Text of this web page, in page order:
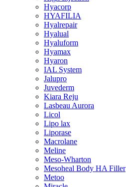
Hyacorp
HYAFILIA
Hyalrepair
Hyalual
Hyaluform
Hyamax
Hyaron
IAL System
Jalupro
Juvederm
Kiara Reju
Lasbeau Aurora
Licol
Lipo lax
Liporase
Macrolane
Meline
Meso-Wharton
Mesoheal Body HA Filler
Metoo